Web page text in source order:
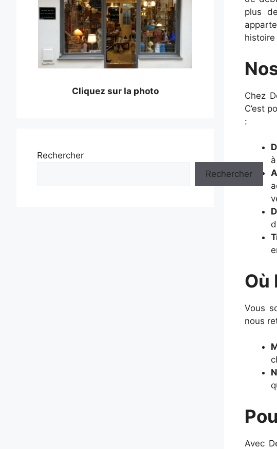
plus
Chez
C’est
:
Où
Vous
nous
Avec
Cliquez sur la photo
Rechercher
Rechercher